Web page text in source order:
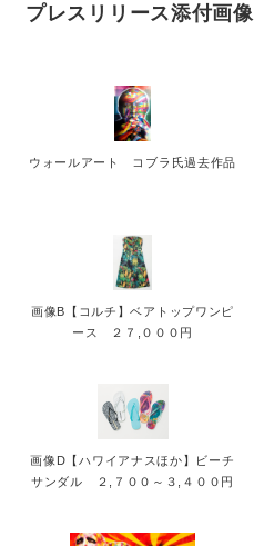
プレスリリース添付画像
ウォールアート コブラ氏過去作品
画像B【コルチ】ベアトップワンピ
ース ２７,０００円
画像D【ハワイアナスほか】ビーチ
サンダル ２,７００～３,４００円